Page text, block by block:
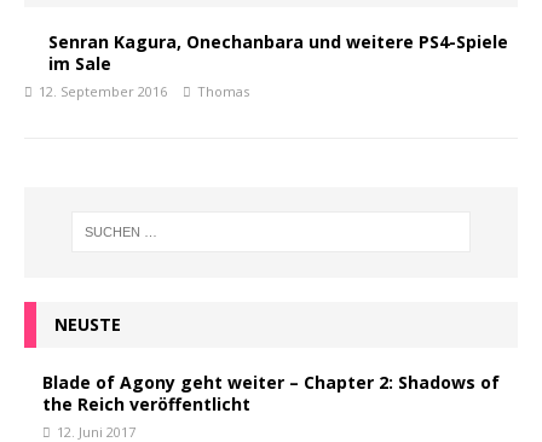
Senran Kagura, Onechanbara und weitere PS4-Spiele
im Sale
12. September 2016 Thomas
NEUSTE
Blade of Agony geht weiter – Chapter 2: Shadows of
the Reich veröffentlicht
12. Juni 2017